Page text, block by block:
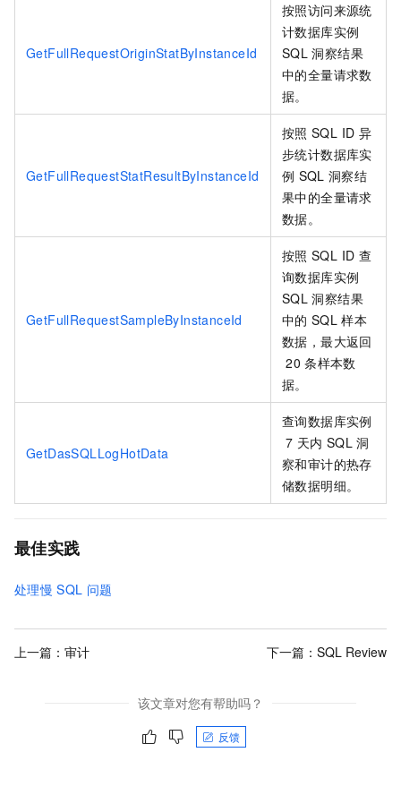
GetFullRequestOriginStatByInstanceId
按照访问来源统
计数据库实例
SQL 洞察结果
中的全量请求数
据。
GetFullRequestStatResultByInstanceId
按照 SQL ID 异
步统计数据库实
例 SQL 洞察结
果中的全量请求
数据。
GetFullRequestSampleByInstanceId
按照 SQL ID 查
询数据库实例
SQL 洞察结果
中的 SQL 样本
数据，最大返回
20 条样本数
据。
GetDasSQLLogHotData
查询数据库实例
7 天内 SQL 洞
察和审计的热存
储数据明细。
最佳实践
处理慢 SQL 问题
上一篇： 审计 下一篇： SQL Review
该文章对您有帮助吗？
反馈